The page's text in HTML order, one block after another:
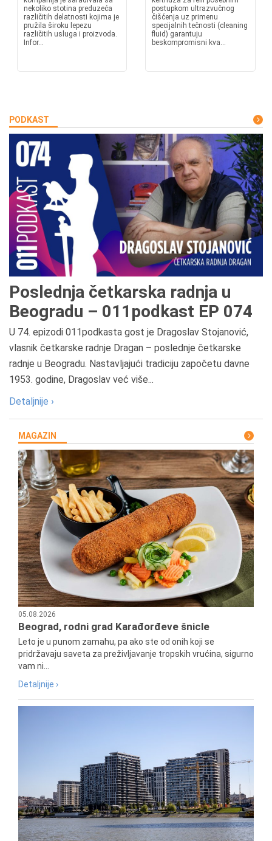
nekoliko stotina preduzeća
različitih delatnosti kojima je
pružila široku lepezu
različitih usluga i proizvoda.
Infor...
postupkom ultrazvučnog
čišćenja uz primenu
specijalnih tečnosti (cleaning
fluid) garantuju
beskompromisni kva...
PODKAST
Poslednja četkarska radnja u
Beogradu – 011podkast EP 074
U 74. epizodi 011podkasta gost je Dragoslav Stojanović,
vlasnik četkarske radnje Dragan – poslednje četkarske
radnje u Beogradu. Nastavljajući tradiciju započetu davne
1953. godine, Dragoslav već više...
Detaljnije ›
MAGAZIN
05.08.2026
Beograd, rodni grad Karađorđeve šnicle
Leto je u punom zamahu, pa ako ste od onih koji se
pridržavaju saveta za preživljavanje tropskih vrućina, sigurno
vam ni...
Detaljnije ›